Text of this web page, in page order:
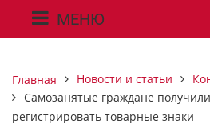
МЕНЮ
Главная Новости и статьи
Самозанятые граждане
регистрировать товарные знаки